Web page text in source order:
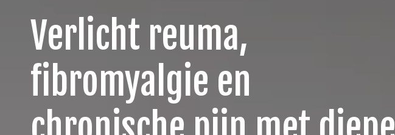
Verlicht reuma,
fibromyalgie en